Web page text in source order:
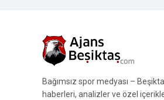
Bağımsız spor medyası –
haberleri, analizler ve özel